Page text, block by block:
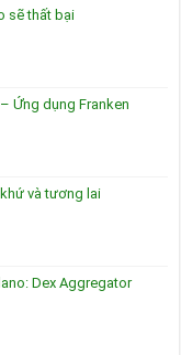
sẽ thất bại
Ứng dụng Franken
và tương lai
Dex Aggregator